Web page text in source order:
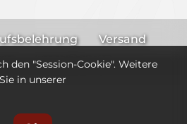
Versand
Datenschutz
den "Session-Cookie". Weitere
in unserer